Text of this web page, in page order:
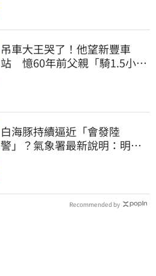
吊車大王哭了！他望新豐車
站 憶60年前父親「騎1.5小時
白海豚持續逼近「會發陸
警」？氣象署最新說明：明天
Recommended by